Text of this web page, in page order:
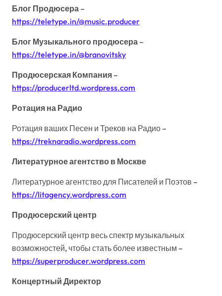
Блог Продюсера –
https://teletype.in/@music.producer
Блог Музыкального продюсера –
https://teletype.in/@branovitsky
Продюсерская Компания –
https://producerltd.wordpress.com
Ротация на Радио
Ротация ваших Песен и Треков на Радио –
https://treknaradio.wordpress.com
Литературное агентство в Москве
Литературное агентство для Писателей и Поэтов –
https://litagency.wordpress.com
Продюсерский центр
Продюсерский центр весь спектр музыкальных
возможностей, чтобы стать более известным –
https://superproducer.wordpress.com
Концертный Директор